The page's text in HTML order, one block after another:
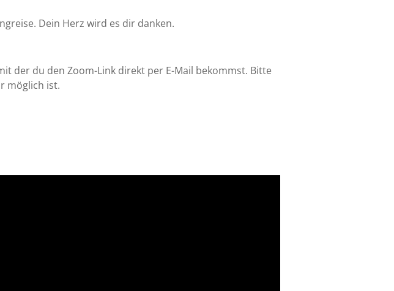
Dein Herz wird es dir danken.
der du den Zoom-Link direkt per E-Mail bekommst. Bitte
möglich ist.